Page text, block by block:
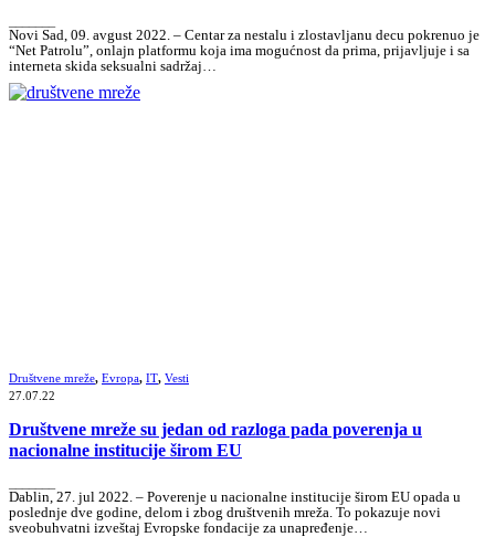
Novi Sad, 09. avgust 2022. – Centar za nestalu i zlostavljanu decu pokrenuo je
“Net Patrolu”, onlajn platformu koja ima mogućnost da prima, prijavljuje i sa
interneta skida seksualni sadržaj…
Društvene mreže, Evropa, IT, Vesti
27.07.22
Društvene mreže su jedan od razloga pada poverenja u
nacionalne institucije širom EU
Dablin, 27. jul 2022. – Poverenje u nacionalne institucije širom EU opada u
poslednje dve godine, delom i zbog društvenih mreža. To pokazuje novi
sveobuhvatni izveštaj Evropske fondacije za unapređenje…